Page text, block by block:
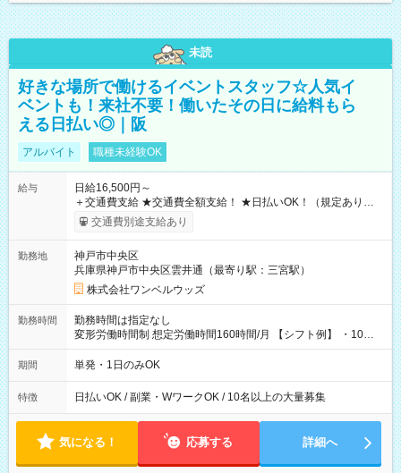
未読
好きな場所で働けるイベントスタッフ☆人気イ
ベントも！来社不要！働いたその日に給料もら
える日払い◎｜阪
アルバイト 職種未経験OK
給与
日給16,500円～
＋交通費支給 ★交通費全額支給！ ★日払いOK！（規定あり） ┗
働いたその日に現金GET♪ お仕事後はコンビニATMから 日払
交通費別途支給あり
勤務地
神戸市中央区
兵庫県神戸市中央区雲井通（最寄り駅：三宮駅）
株式会社ワンベルウッズ
勤務時間
勤務時間は指定なし
変形労働時間制 想定労働時間160時間/月 【シフト例】 ・10：
00～20：00
期間 単発・1日のみOK
特徴 日払いOK / 副業・WワークOK / 10名以上の大量募集
気になる！ 応募する 詳細へ